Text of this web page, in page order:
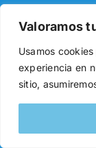
Valoramos
Usamos
experiencia en
sitio,
Comisión